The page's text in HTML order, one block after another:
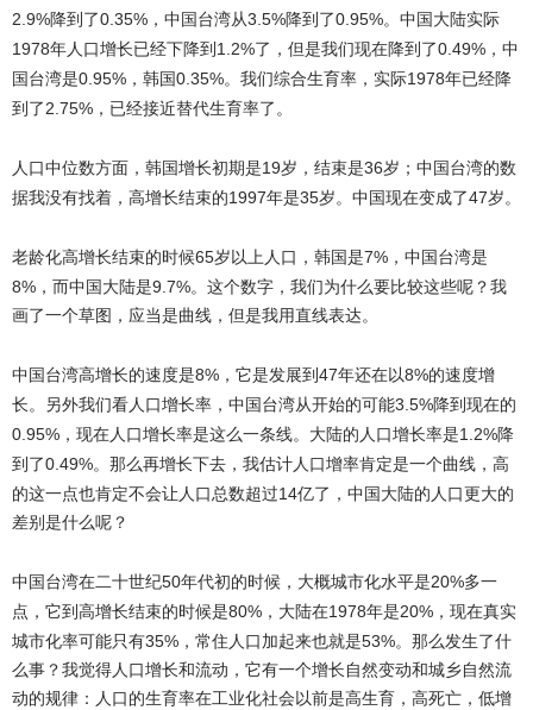
2.9%降到了0.35%，中国台湾从3.5%降到了0.95%。中国大陆实际
1978年人口增长已经下降到 1.2%了，但是我们现在降到了0.49%，中
国台湾是0.95%，韩国 0.35%。我们综合生育率，实际1978年已经降
到了 2.75%，已经接近替代生育率了。
人口中位数方面，韩国增长初期是19岁，结束是36岁；中国台湾的数
据我没有找着，高增长结束的1997年是35岁。中国现在变成了47岁。
老龄化高增长结束的时候65岁以上人口，韩国是7%，中国台湾是
8%，而中国大陆是9.7%。这个数字，我们为什么要比较这些呢？我
画了一个草图，应当是曲线，但是我用直线表达。
中国台湾高增长的速度是8%，它是发展到 47年还在以8%的速度增
长。另外我们看人口增长率，中国台湾从开始的可能3.5%降到现在的
0.95%，现在人口增长率是这么一条线。大陆的人口增长率是1.2%降
到了0.49%。那么再增长下去，我估计人口增率肯定是一个曲线，高
的这一点也肯定不会让人口总数超过14亿了，中国大陆的人口更大的
差别是什么呢？
中国台湾在二十世纪50年代初的时候，大概城市化水平是20%多一
点，它到高增长结束的时候是80%，大陆在1978年是20%，现在真实
城市化率可能只有35%，常住人口加起来也就是53%。那么发生了什
么事？我觉得人口增长和流动，它有一个增长自然变动和城乡自然流
动的规律：人口的生育率在工业化社会以前是高生育，高死亡，低增